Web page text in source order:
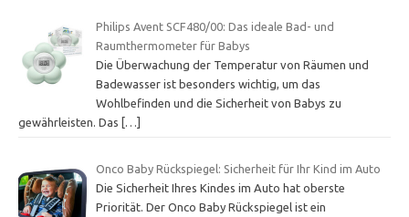
Philips Avent SCF480/00: Das ideale Bad- und
Raumthermometer für Babys
Die Überwachung der Temperatur von Räumen und
Badewasser ist besonders wichtig, um das
Wohlbefinden und die Sicherheit von Babys zu
gewährleisten. Das
[…]
Onco Baby Rückspiegel: Sicherheit für Ihr Kind im Auto
Die Sicherheit Ihres Kindes im Auto hat oberste
Priorität. Der Onco Baby Rückspiegel ist ein